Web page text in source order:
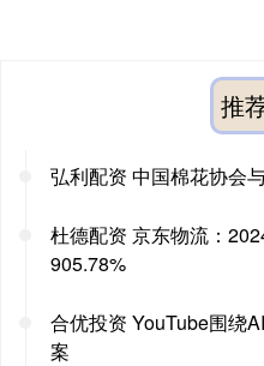
推
弘利配资 中国棉花协会
杜德配资 京东物流：
905.78%
合优投资 YouTube围绕
案